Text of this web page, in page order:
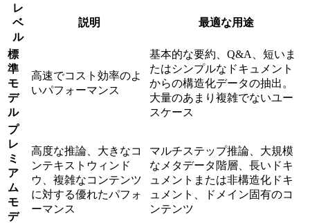
レ
ベ
ル
説明 最適な用途
標
準
モ
デ
ル
高速でコスト効率のよ
いパフォーマンス
基本的な要約、Q&A、短いま
たはシンプルなドキュメント
からの構造化データの抽出。
大量のあまり複雑でないユー
スケース
プ
レ
ミ
ア
ム
モ
デ
高度な推論、大きなコ
ンテキストウィンド
ウ、複雑なコンテンツ
に対する優れたパフォ
ーマンス
マルチステップ推論、大規模
なメタデータ階層、長いドキ
ュメントまたは非構造化ドキ
ュメント、ドメイン固有のコ
ンテンツ